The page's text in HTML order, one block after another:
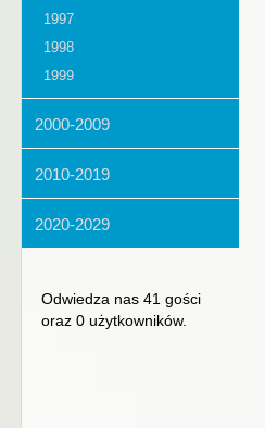
1997
1998
1999
2000-2009
2010-2019
2020-2029
Odwiedza nas 41 gości
oraz 0 użytkowników.